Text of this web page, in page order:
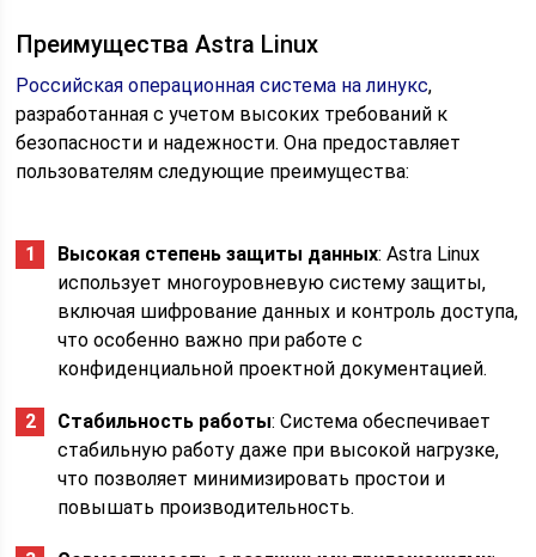
Преимущества Astra Linux
Российская операционная система на линукс,
разработанная с учетом высоких требований к
безопасности и надежности. Она предоставляет
пользователям следующие преимущества:
Высокая степень защиты данных: Astra Linux
использует многоуровневую систему защиты,
включая шифрование данных и контроль доступа,
что особенно важно при работе с
конфиденциальной проектной документацией.
Стабильность работы: Система обеспечивает
стабильную работу даже при высокой нагрузке,
что позволяет минимизировать простои и
повышать производительность.